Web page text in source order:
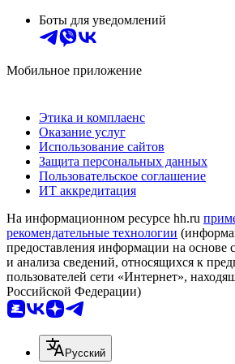
Боты для уведомлений
Мобильное приложение
Этика и комплаенс
Оказание услуг
Использование сайтов
Защита персональных данных
Пользовательское соглашение
ИТ аккредитация
На информационном ресурсе hh.ru
рекомендательные технологии
предоставления информации на основе
и анализа сведений, относящихся к
пользователей сети «Интернет»,
Российской Федерации)
Русский